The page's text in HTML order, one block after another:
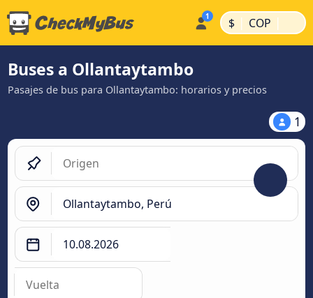
$ | COP |
Buses a Ollantaytambo
Pasajes de bus para Ollantaytambo: horarios y precios
1